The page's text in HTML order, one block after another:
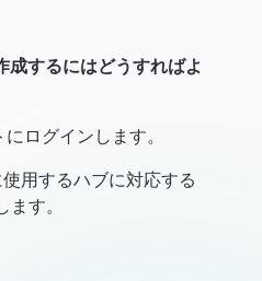
成するにはどうすればよ
ログインします。
用するハブに対応する
す。